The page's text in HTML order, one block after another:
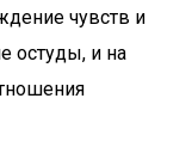
чувств и
остуды, и на